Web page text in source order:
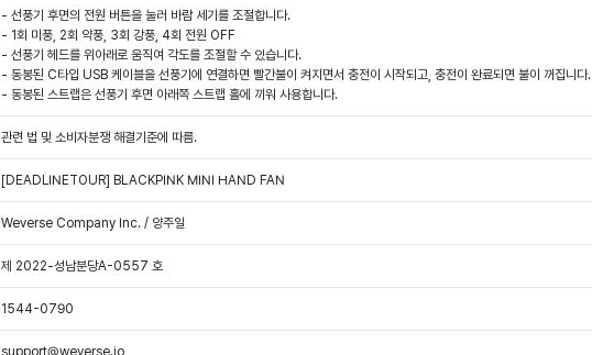
- 선풍기 후면의 전원 버튼을 눌러 바람 세기를 조절합니다.
- 1회 미풍, 2회 약풍, 3회 강풍, 4회 전원 OFF
- 선풍기 헤드를 위아래로 움직여 각도를 조절할 수 있습니다.
- 동봉된 C타입 USB 케이블을 선풍기에 연결하면 빨간불이 켜지면서 충전이 시작되고, 충전이 완료되면 불이 꺼집니다.
- 동봉된 스트랩은 선풍기 후면 아래쪽 스트랩 홀에 끼워 사용합니다.
관련 법 및 소비자분쟁 해결기준에 따름.
[DEADLINETOUR] BLACKPINK MINI HAND FAN
Weverse Company Inc. / 양주일
제 2022-성남분당A-0557 호
1544-0790
support@weverse.io